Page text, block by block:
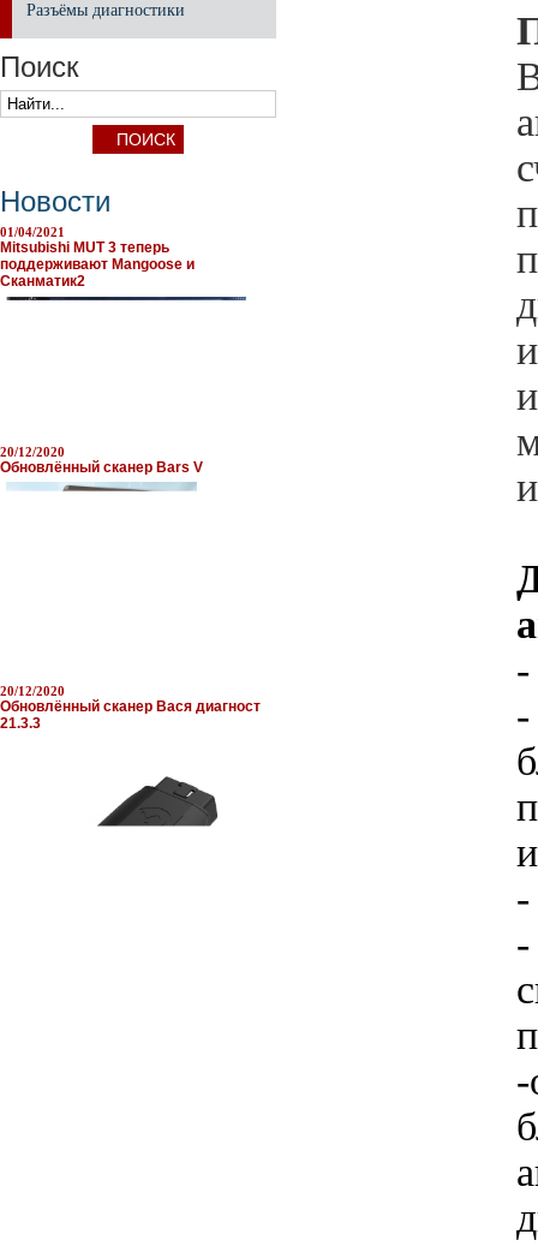
Разъёмы диагностики
Поиск
Новости
01/04/2021
Mitsubishi MUT 3 теперь
поддерживают Mangoose и
Сканматик2
20/12/2020
Обновлённый сканер Bars V
20/12/2020
Обновлённый сканер Вася диагност
21.3.3
-
-